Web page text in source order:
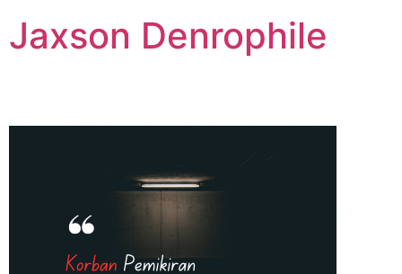
Jaxson Denrophile